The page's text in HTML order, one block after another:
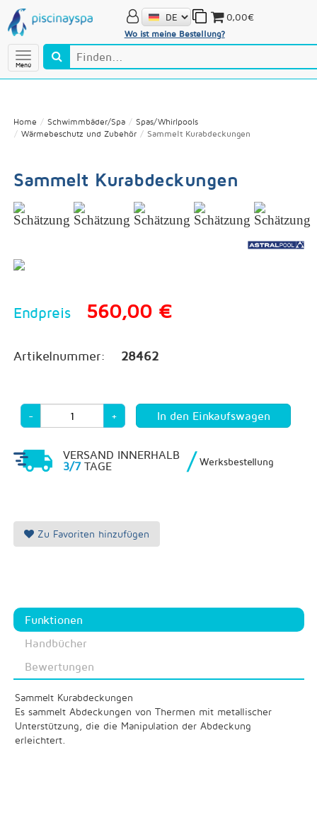
Menú
Wo ist meine Bestellung?
0,00€
Home Schwimmbäder/Spa
Spas/Whirlpools
Wärmebeschutz und Zubehör
Sammelt Kurabdeckungen
Sammelt Kurabdeckungen
Endpreis 560,00 €
Artikelnummer: 28462
- +
VERSAND INNERHALB
3/7TAGE / Werksbestellung
Zu Favoriten hinzufügen
Funktionen
Handbücher
Bewertungen
Sammelt Kurabdeckungen
Es sammelt Abdeckungen von Thermen mit metallischer
Unterstützung, die die Manipulation der Abdeckung
erleichtert.